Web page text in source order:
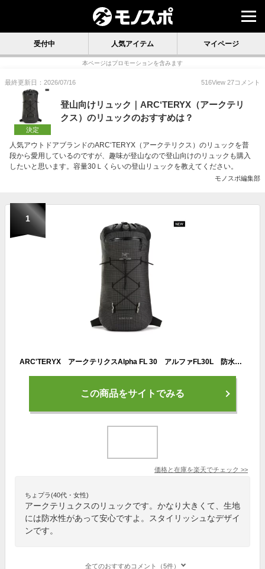
受付中 人気アイテム マイページ
本ページはプロモーションを含みます
最終更新日：2026/07/16 516View 27コメント
決定
登山向けリュック｜ARC‘TERYX（アークテリ
クス）のリュックのおすすめは？
人気アウトドアブランドのARC‘TERYX（アークテリクス）のリュックを普
段から愛用しているのですが、趣味が登山なので登山向けのリュックも購入
したいと思います。容量30Ｌくらいの登山リュックを教えてください。
モノスポ編集部
1
ARC'TERYX アークテリクスAlpha FL 30 アルファFL30L 防水ザック バックパック リュックアタックザック クライミングパック ブラック 黒 アルパインテクニカルザック 623555101987
この商品をサイトでみる
価格と在庫を楽天でチェック >>
ちょプラ(40代・女性)
アークテリュクスのリュックです。かなり大きくて、生地
には防水性があって安心ですよ。スタイリッシュなデザイ
ンです。
全てのおすすめコメント（5件）